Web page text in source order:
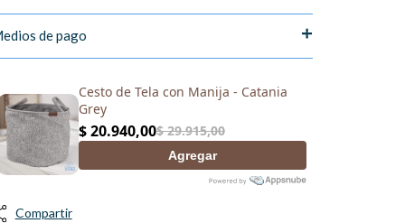
de pago
Compartir